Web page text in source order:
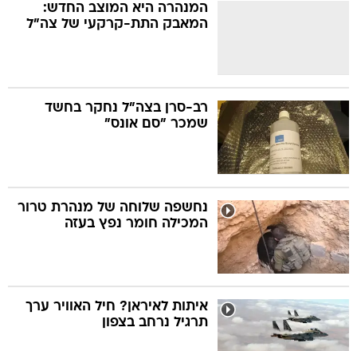
המנהרה היא המוצב החדש:
המאבק התת-קרקעי של צה"ל
רב-סרן בצה"ל נחקר בחשד
שמכר "סם אונס"
נחשפה שלוחה של מנהרת טרור
המכילה חומר נפץ בעזה
איתות לאיראן? חיל האוויר ערך
תרגיל נרחב בצפון